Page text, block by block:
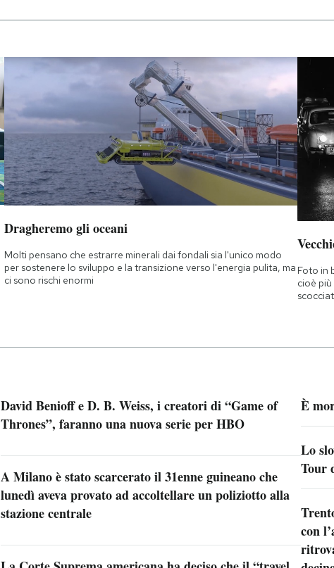
Dragheremo gli oceani
Molti pensano che estrarre minerali dai fondali sia l'unico modo
per sostenere lo sviluppo e la transizione verso l'energia pulita, ma
ci sono rischi enormi
Foto in
cioè
David Benioff e D. B. Weiss, i creatori di “Game of
Thrones”, faranno una nuova serie per HBO
A Milano è stato scarcerato il 31enne guineano che
lunedì aveva provato ad accoltellare un poliziotto alla
stazione centrale
È
Lo
Tour
con